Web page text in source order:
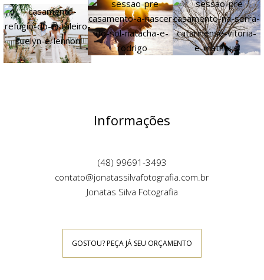
Informações
(48) 99691-3493
contato@jonatassilvafotografia.com.br
Jonatas Silva Fotografia
GOSTOU? PEÇA JÁ SEU ORÇAMENTO